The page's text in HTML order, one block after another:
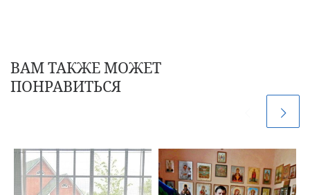
ВАМ ТАКЖЕ МОЖЕТ
ПОНРАВИТЬСЯ